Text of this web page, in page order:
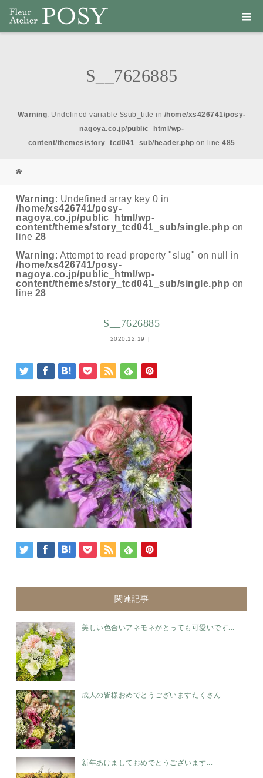
S__7626885
Warning: Undefined variable $sub_title in /home/xs426741/posy-
nagoya.co.jp/public_html/wp-
content/themes/story_tcd041_sub/header.php on line 485
Warning: Undefined array key 0 in
/home/xs426741/posy-
nagoya.co.jp/public_html/wp-
content/themes/story_tcd041_sub/single.php on
line 28
Warning: Attempt to read property "slug" on null in
/home/xs426741/posy-
nagoya.co.jp/public_html/wp-
content/themes/story_tcd041_sub/single.php on
line 28
S__7626885
2020.12.19
関連記事
美しい色合いアネモネがとっても可愛いです...
成人の皆様おめでとうございます️たくさん...
新年あけましておめでとうございます...